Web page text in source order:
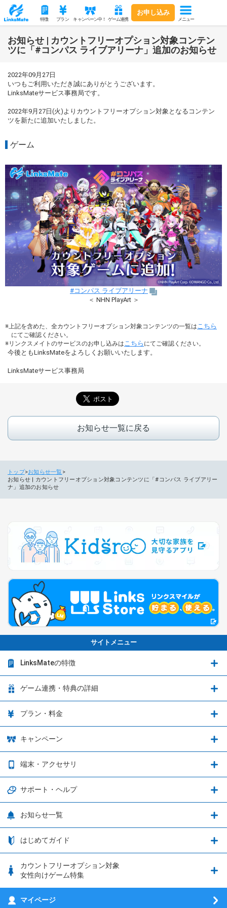
特徴 プラン キャンペーン中！ ゲーム連携
お申し込み
メニュー
お知らせ | カウントフリーオプション対象コンテン
ツに「#コンパス ライブアリーナ」追加のお知らせ
2022年09月27日
いつもご利用いただき誠にありがとうございます。
LinksMateサービス事務局です。
2022年9月27日(火)よりカウントフリーオプション対象となるコンテン
ツを新たに追加いたしました。
ゲーム
#コンパス ライブアリーナ
＜ NHN PlayArt ＞
上記を含めた、全カウントフリーオプション対象コンテンツの一覧はこちら
にてご確認ください。
リンクスメイトのサービスのお申し込みはこちら にてご確認ください。
今後ともLinksMateをよろしくお願いいたします。
LinksMateサービス事務局
お知らせ一覧に戻る
トップ お知らせ一覧
お知らせ | カウントフリーオプション対象コンテンツに「#コンパス ライブアリー
ナ」追加のお知らせ
サイトメニュー
LinksMateの特徴
LinksMateの特徴
音声通話料金がもっとオトクに
データ通信容量繰り越し
通信エリアと通信速度状況
つながる端末保証
フィルタリングアプリ
5G回線オプションについて
ゲーム連携・特典の詳細
ゲーム連携・特典の詳細
ブレイブソード×ブレイズソウル
ウマ娘 プリティーダービー
プリンセスコネクト！Re:Dive
釣り★スタ
ウマスクについて
プラン・料金
プラン・料金
3種類のSIMタイプ
日割り計算
キャンペーン
お得なキャンペーン実施中！
OPPO端末購入キャンペーン第5弾
端末・アクセサリ
端末・アクセサリ
iPhone利用について
動作確認済み端末一覧
サポート・ヘルプ
サポート・ヘルプ
nanoSIM･microSIM･通常SIMの初期設定方法
eSIMの初期設定方法
お知らせ一覧
お知らせ一覧
はじめてガイド
はじめてガイド
SIMサービスについて
カウントフリーオプション対象
女性向けゲーム特集
刀剣乱舞-ONLINE- Pocket
マイページ